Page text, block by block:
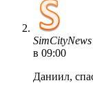
SimCityNews
в 09:00
Даниил,